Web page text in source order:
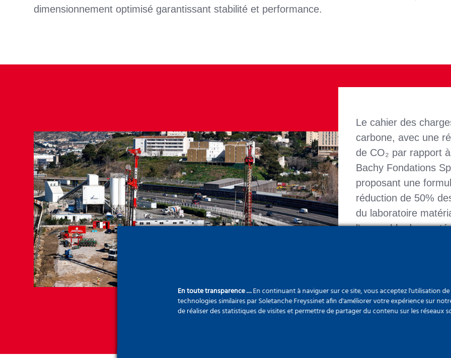
dimensionnement optimisé garantissant stabilité et performance.
Le cahier des
carbone, avec une
de CO₂ par rapport
Bachy Fondations
proposant une
réduction de 50%
du laboratoire
l’ensemble des
Nos
En toute transparence …En continuant à naviguer sur ce site, vous acceptez l'utilisation
technologies similaires par Soletanche Freyssinet afin d'améliorer votre expérience sur
de réaliser des statistiques de visites et permettre de partager du contenu sur les réseaux